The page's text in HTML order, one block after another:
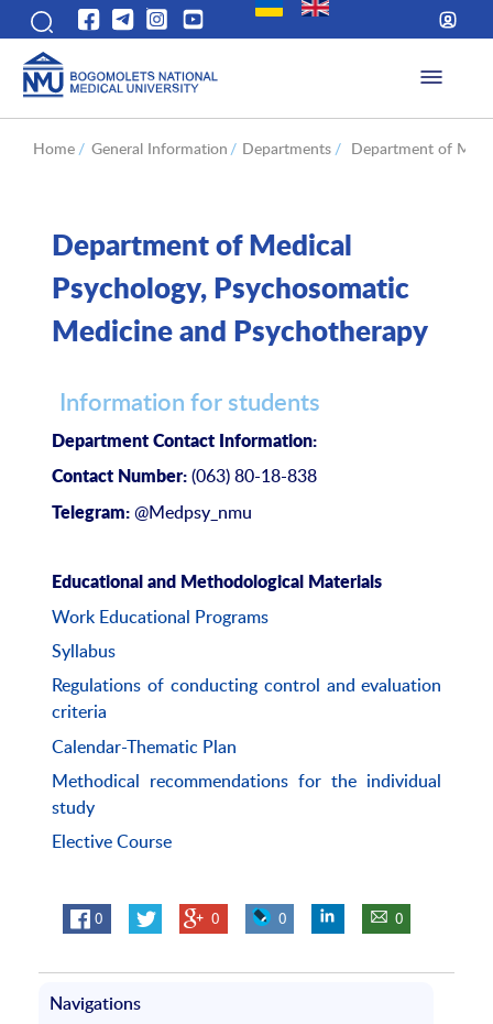
Home / General Information / Departments / Department of
Department of Medical
Psychology, Psychosomatic
Medicine and Psychotherapy
Information for students
Department Contact Information:
Contact Number:(063) 80-18-838
Telegram:@Medpsy_nmu
Educational and Methodological Materials
Work Educational Programs
Syllabus
Regulations of conducting control and evaluation
criteria
Calendar-Thematic Plan
Methodical recommendations for the individual
study
Elective Course
0 0 0 0
Navigations